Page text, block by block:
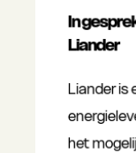
In
Liander
Liander is
het